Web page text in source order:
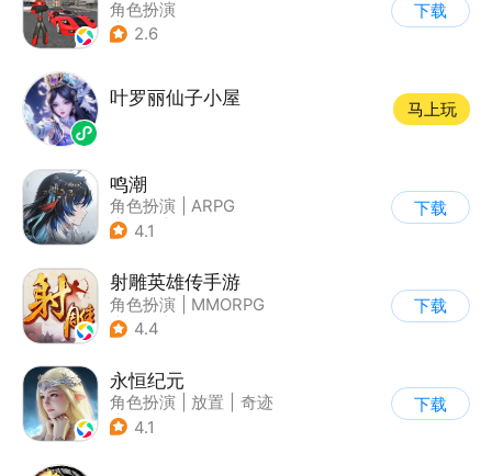
角色扮演
| 第三人称射击
2.6
下载
叶罗丽仙子小屋
马上玩
鸣潮
角色扮演
ARPG
| 冒险
4.1
下载
射雕英雄传手游
角色扮演
MMORPG
| 武侠
4.4
下载
永恒纪元
角色扮演 放置
奇迹
| 奇迹MU
4.1
下载